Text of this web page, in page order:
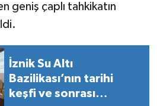
geniş çaplı tahkikatın
İznik Su Altı
Bazilikası’nın tarihi
keşfi ve sonrası